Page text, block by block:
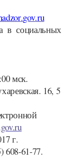
.gov.ru
в социальных
мск.
16, 5
г.
608-61-77.